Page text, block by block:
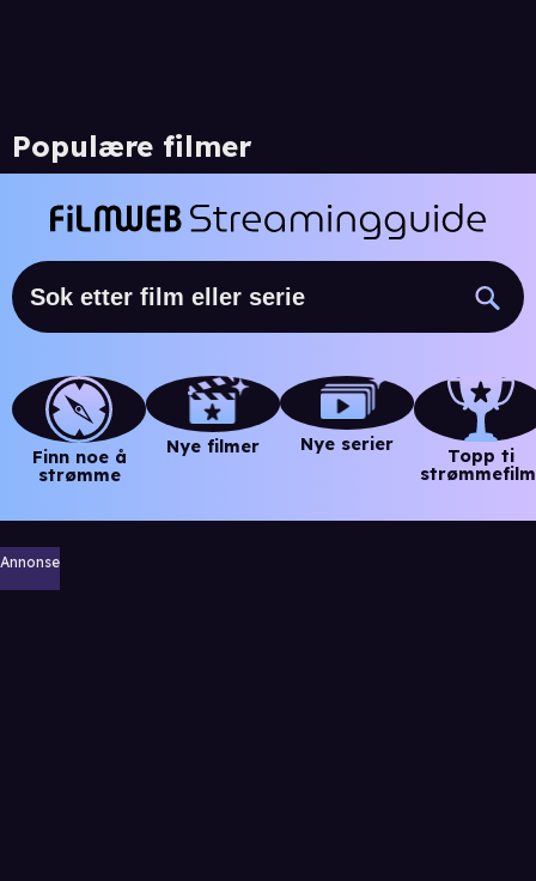
Populære filmer
Finn noe å
strømme
Nye filmer Nye serier
Topp ti
Annonse